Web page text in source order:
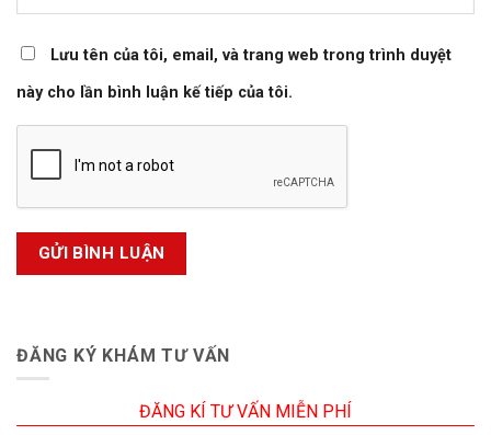
Lưu tên của tôi, email, và trang web trong trình duyệt
này cho lần bình luận kế tiếp của tôi.
ĐĂNG KÝ KHÁM TƯ VẤN
ĐĂNG KÍ TƯ VẤN MIỄN PHÍ